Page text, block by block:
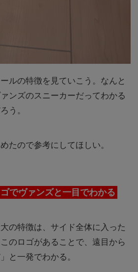
ルの特徴を見ていこう。なんと
ンズのスニーカーだってわかる
う。
たので参考にしてほしい。
でヴァンズと一目でわかる
の特徴は、サイド全体に入った
のロゴがあることで、遠目から
と一発でわかる。